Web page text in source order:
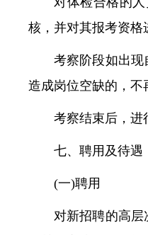
核，并对其报考资格
考察阶段如出
造成岗位空缺的，不
考察结束后，进
七、聘用及待遇
(一)聘用
对新招聘的高